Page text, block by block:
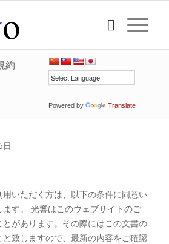
約
Powered by Translate
いただく方は、以下の条件に同意い
す。 光響はこのウェブサイトのご
があります。その際にはこの文書の
致しますので、最新の内容をご確認